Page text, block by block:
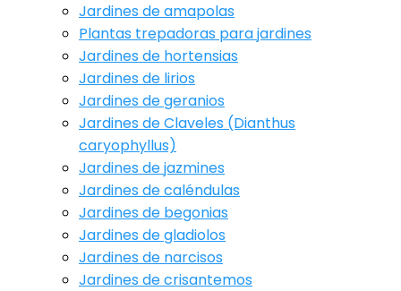
Jardines de amapolas
Plantas trepadoras para jardines
Jardines de hortensias
Jardines de lirios
Jardines de geranios
Jardines de Claveles (Dianthus
caryophyllus)
Jardines de jazmines
Jardines de caléndulas
Jardines de begonias
Jardines de gladiolos
Jardines de narcisos
Jardines de crisantemos